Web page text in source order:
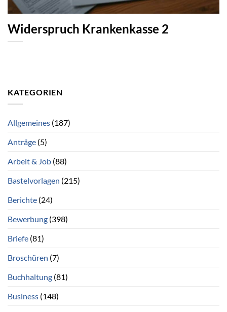
Widerspruch Krankenkasse 2
KATEGORIEN
Allgemeines (187)
Anträge (5)
Arbeit & Job (88)
Bastelvorlagen (215)
Berichte (24)
Bewerbung (398)
Briefe (81)
Broschüren (7)
Buchhaltung (81)
Business (148)